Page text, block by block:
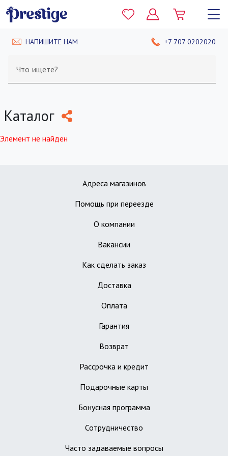
НАПИШИТЕ НАМ +7 707 0202020
Что ищете?
Каталог
Элемент не найден
Адреса магазинов
Помощь при переезде
О компании
Вакансии
Как сделать заказ
Доставка
Оплата
Гарантия
Возврат
Рассрочка и кредит
Подарочные карты
Бонусная программа
Сотрудничество
Часто задаваемые вопросы